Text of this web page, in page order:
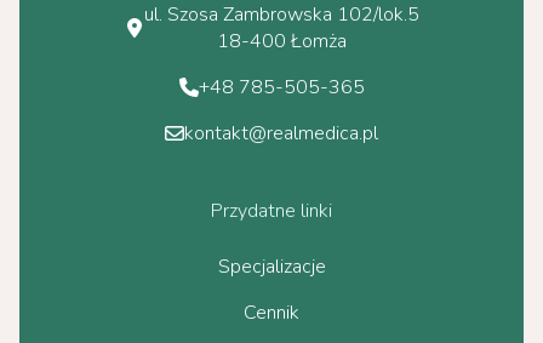
ul. Szosa Zambrowska 102/lok.5
18-400 Łomża
+48 785-505-365
kontakt@realmedica.pl
Przydatne linki
Specjalizacje
Cennik